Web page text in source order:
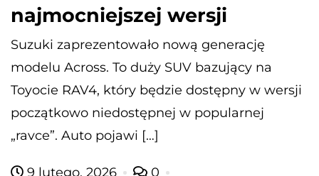
najmocniejszej wersji
Suzuki zaprezentowało nową generację
modelu Across. To duży SUV bazujący na
Toyocie RAV4, który będzie dostępny w wersji
początkowo niedostępnej w popularnej
„ravce”. Auto pojawi […]
9 lutego, 2026 0